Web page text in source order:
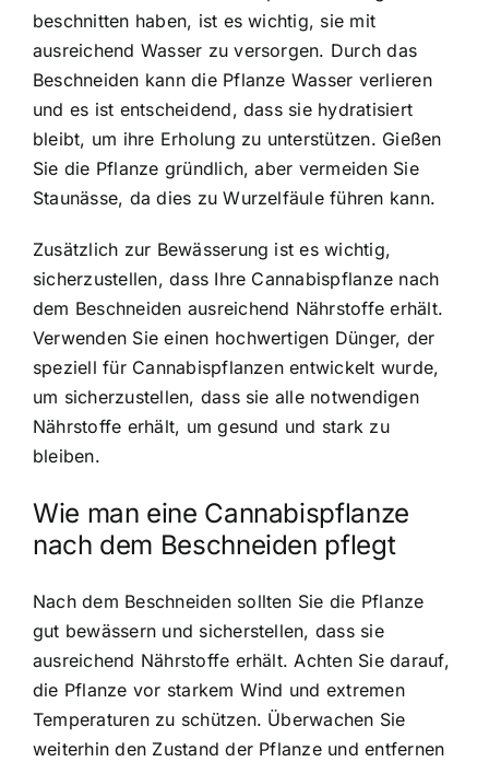
beschnitten haben, ist es wichtig, sie mit
ausreichend Wasser zu versorgen. Durch das
Beschneiden kann die Pflanze Wasser verlieren
und es ist entscheidend, dass sie hydratisiert
bleibt, um ihre Erholung zu unterstützen. Gießen
Sie die Pflanze gründlich, aber vermeiden Sie
Staunässe, da dies zu Wurzelfäule führen kann.
Zusätzlich zur Bewässerung ist es wichtig,
sicherzustellen, dass Ihre Cannabispflanze nach
dem Beschneiden ausreichend Nährstoffe erhält.
Verwenden Sie einen hochwertigen Dünger, der
speziell für Cannabispflanzen entwickelt wurde,
um sicherzustellen, dass sie alle notwendigen
Nährstoffe erhält, um gesund und stark zu
bleiben.
Wie man eine Cannabispflanze
nach dem Beschneiden pflegt
Nach dem Beschneiden sollten Sie die Pflanze
gut bewässern und sicherstellen, dass sie
ausreichend Nährstoffe erhält. Achten Sie darauf,
die Pflanze vor starkem Wind und extremen
Temperaturen zu schützen. Überwachen Sie
weiterhin den Zustand der Pflanze und entfernen